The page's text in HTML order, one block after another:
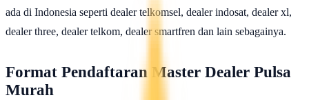
ada di Indonesia seperti dealer telkomsel, dealer indosat, dealer xl,
dealer three, dealer telkom, dealer smartfren dan lain sebagainya.
Format Pendaftaran Master Dealer Pulsa
Murah